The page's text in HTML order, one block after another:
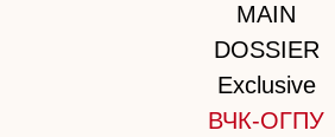
MAIN
DOSSIER
Exclusive
ВЧК-ОГПУ